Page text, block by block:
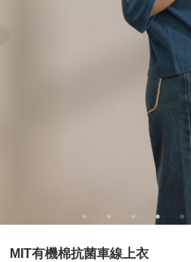
MIT有機棉抗菌車線上衣